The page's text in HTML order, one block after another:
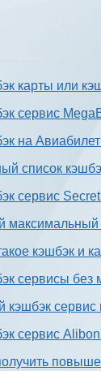
карты или
сервис
на
список
сервис
кэшбэк и
сервисы без
кэшбэк
сервис